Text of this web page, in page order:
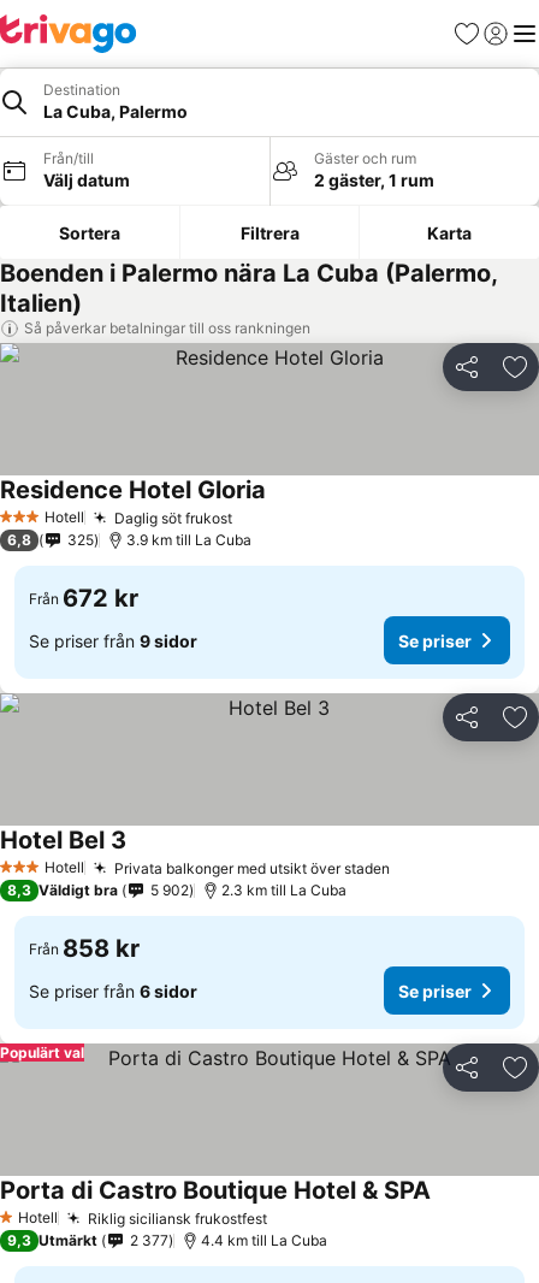
Favoriter
Logga
Destination
La Cuba, Palermo
Från/till
Välj datum
Gäster och rum
2 gäster, 1 rum
Sortera Filtrera Karta
Boenden i Palermo nära La Cuba (Palermo,
Italien)
Så påverkar betalningar till oss rankningen
Dela
3 StjärnorHotell Daglig söt frukostSe priser
Residence Hotel Gloria
6,8 325 3.9 km till La Cuba
Från 672 kr
Se priser från 9 sidor Se priser
Dela
3 StjärnorHotell Privata balkonger med utsikt över staden
Hotel Bel 3
8,3 Väldigt bra 5 902 2.3 km till La Cuba
Från 858 kr
Se priser från 6 sidor Se priser
Dela
Populärt val
1 Stjärnor
Hotell Riklig siciliansk frukostfestSe priser
Porta di Castro Boutique Hotel & SPASe priser
9,3 Utmärkt 2 377 4.4 km till La Cuba